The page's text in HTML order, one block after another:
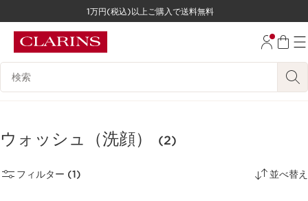
コンテンツへ移動
1万円(税込)以上ご購入で送料無料
検索候補
ウォッシュ（洗顔） (2)
フィルター (1) 並べ替え